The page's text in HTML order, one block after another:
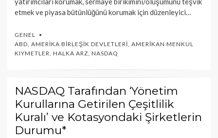
etmek ve piyasa bütünlüğünü korumak için düzenleyici…
GENEL
ABD, AMERIKA BIRLEŞIK DEVLETLERI, AMERIKAN MENKUL
KIYMETLER, HALKA ARZ, NASDAQ
NASDAQ Tarafından ‘Yönetim
Kurullarına Getirilen Çeşitlilik
Kuralı’ ve Kotasyondaki Şirketlerin
Durumu*